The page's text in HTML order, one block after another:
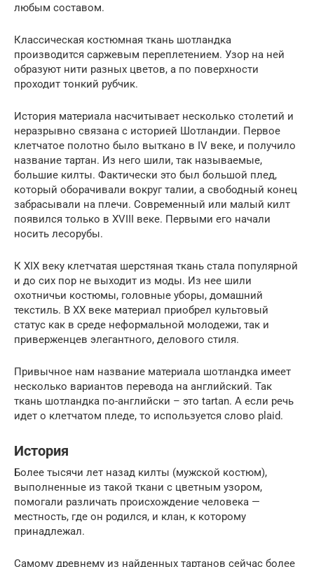
любым составом.
Классическая костюмная ткань шотландка
производится саржевым переплетением. Узор на ней
образуют нити разных цветов, а по поверхности
проходит тонкий рубчик.
История материала насчитывает несколько столетий и
неразрывно связана с историей Шотландии. Первое
клетчатое полотно было выткано в IV веке, и получило
название тартан. Из него шили, так называемые,
большие килты. Фактически это был большой плед,
который оборачивали вокруг талии, а свободный конец
забрасывали на плечи. Современный или малый килт
появился только в XVIII веке. Первыми его начали
носить лесорубы.
К XIX веку клетчатая шерстяная ткань стала популярной
и до сих пор не выходит из моды. Из нее шили
охотничьи костюмы, головные уборы, домашний
текстиль. В XX веке материал приобрел культовый
статус как в среде неформальной молодежи, так и
приверженцев элегантного, делового стиля.
Привычное нам название материала шотландка имеет
несколько вариантов перевода на английский. Так
ткань шотландка по-английски – это tartan. А если речь
идет о клетчатом пледе, то используется слово plaid.
История
Более тысячи лет назад килты (мужской костюм),
выполненные из такой ткани с цветным узором,
помогали различать происхождение человека —
местность, где он родился, и клан, к которому
принадлежал.
Самому древнему из найденных тартанов сейчас более